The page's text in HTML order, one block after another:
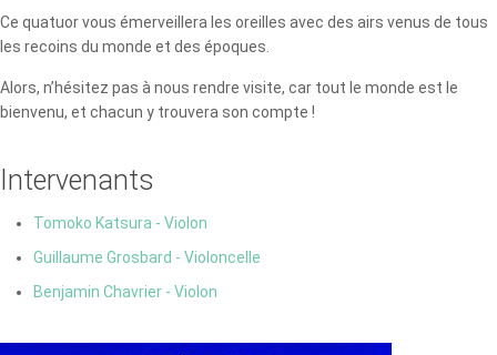
Ce quatuor vous émerveillera les oreilles avec des airs venus de tous
les recoins du monde et des époques.
Alors, n’hésitez pas à nous rendre visite, car tout le monde est le
bienvenu, et chacun y trouvera son compte !
Intervenants
Tomoko Katsura - Violon
Guillaume Grosbard - Violoncelle
Benjamin Chavrier - Violon